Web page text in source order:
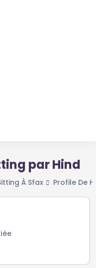
par Hind
À Sfax Profile De